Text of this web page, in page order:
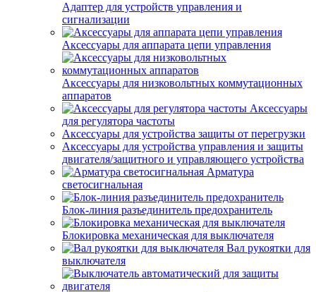
Адаптер для устройств управления и
сигнализации
Аксессуары для аппарата цепи управления
Аксессуары для низковольтных коммутационных
аппаратов
Аксессуары
для регулятора частоты
Аксессуары для устройства защиты от перегрузки
Аксессуары для устройства управления и защиты
двигателя/защитного и управляющего устройства
Арматура
светосигнальная
Блок-линия разъединитель предохранитель
Блокировка механическая для выключателя
Вал рукоятки для
выключателя